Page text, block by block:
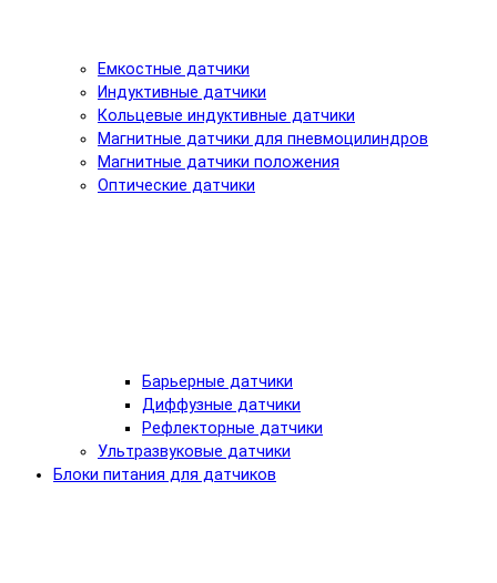
Емкостные датчики
Индуктивные датчики
Кольцевые индуктивные датчики
Магнитные датчики для пневмоцилиндров
Магнитные датчики положения
Оптические датчики
Барьерные датчики
Диффузные датчики
Рефлекторные датчики
Ультразвуковые датчики
Блоки питания для датчиков